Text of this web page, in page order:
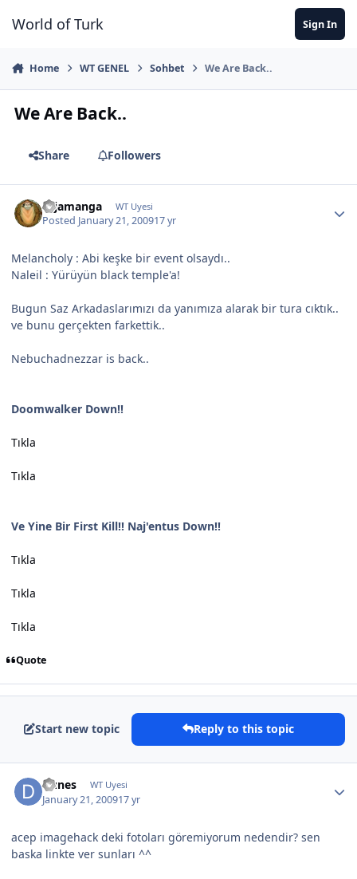
World of Turk Sign In
Home WT GENEL Sohbet We Are Back..
We Are Back..
Share Followers
cajamanga WT Uyesi
Posted January 21, 200917 yr
Melancholy : Abi keşke bir event olsaydı..
Naleil : Yürüyün black temple'a!
Bugun Saz Arkadaslarımızı da yanımıza alarak bir tura cıktık..
ve bunu gerçekten farkettik..
Nebuchadnezzar is back..
Doomwalker Down!!
Tıkla
Tıkla
Ve Yine Bir First Kill!! Naj'entus Down!!
Tıkla
Tıkla
Tıkla
Quote
Start new topic Reply to this topic
Dunes WT Uyesi
January 21, 200917 yr
acep imagehack deki fotoları göremiyorum nedendir? sen
baska linkte ver sunları ^^